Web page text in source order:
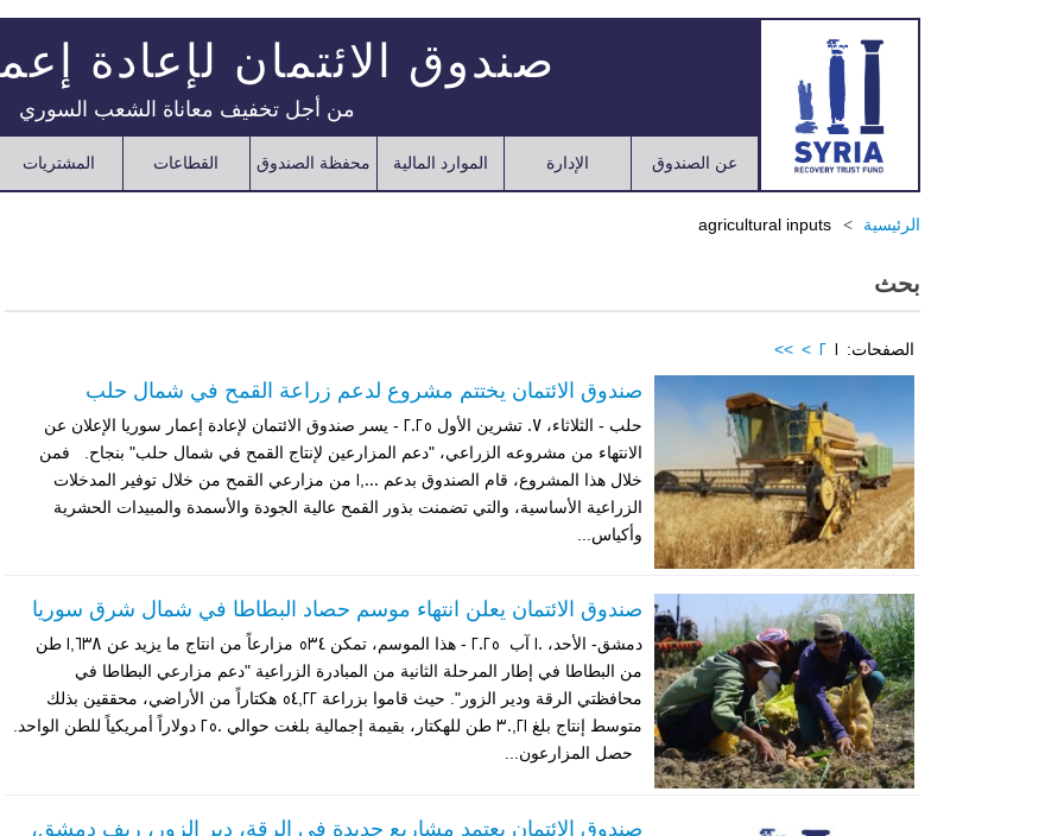
صندوق الائتمان لإعادة
من أجل تخفيف معاناة الشعب السوري
عن الصندوق الإدارة الموارد المالية محفظة الصندوق القطاعات المشتريات
الرئيسية agricultural inputs
بحث
الصفحات: 1
2
>
>>
صندوق الائتمان يختتم مشروع لدعم زراعة القمح في شمال حلب
حلب - الثلاثاء، 07 تشرين الأول 2025 - يسر صندوق الائتمان لإعادة إعمار سوريا الإعلان عن
الانتهاء من مشروعه الزراعي، "دعم المزارعين لإنتاج القمح في شمال حلب" بنجاح. فمن
خلال هذا المشروع، قام الصندوق بدعم 1,000 من مزارعي القمح من خلال توفير المدخلات
الزراعية الأساسية، والتي تضمنت بذور القمح عالية الجودة والأسمدة والمبيدات الحشرية
وأكياس...
صندوق الائتمان يعلن انتهاء موسم حصاد البطاطا في شمال شرق سوريا
دمشق- الأحد، 10 آب 2025 - هذا الموسم، تمكن 534 مزارعاً من انتاج ما يزيد عن 1,638 طن
من البطاطا في إطار المرحلة الثانية من المبادرة الزراعية "دعم مزارعي البطاطا في
محافظتي الرقة ودير الزور". حيث قاموا بزراعة 54,22 هكتاراً من الأراضي، محققين بذلك
متوسط إنتاج بلغ 30,21 طن للهكتار، بقيمة إجمالية بلغت حوالي 250 دولاراً أمريكياً للطن الواحد.
حصل المزارعون...
صندوق الائتمان يعتمد مشاريع جديدة في الرقة، دير الزور، ريف دمشق،